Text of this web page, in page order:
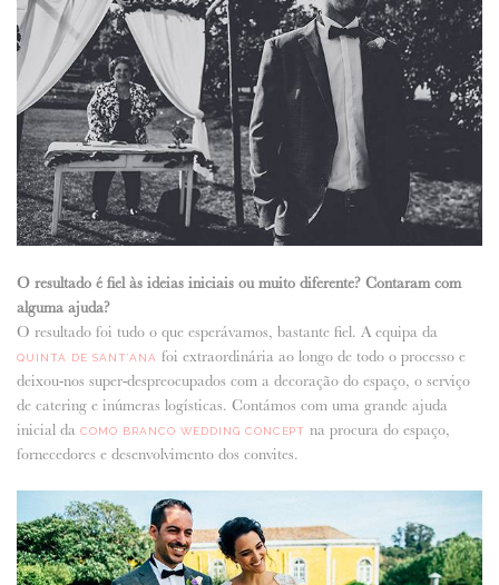
O resultado é fiel às ideias iniciais ou muito diferente? Contaram com
alguma ajuda?
O resultado foi tudo o que esperávamos, bastante fiel. A equipa da
QUINTA DE SANT’ANA foi extraordinária ao longo de todo o processo e
deixou-nos super-despreocupados com a decoração do espaço, o serviço
de catering e inúmeras logísticas. Contámos com uma grande ajuda
inicial da COMO BRANCO WEDDING CONCEPT na procura do espaço,
fornecedores e desenvolvimento dos convites.